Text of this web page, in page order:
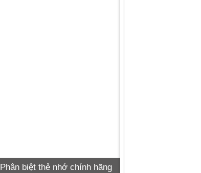
Phân biệt thẻ nhớ chính hãng